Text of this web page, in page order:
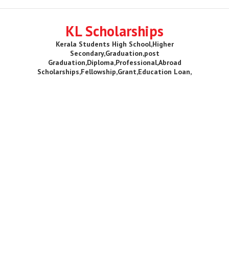
KL Scholarships
Kerala Students High School,Higher
Secondary,Graduation,post
Graduation,Diploma,Professional,Abroad
Scholarships,Fellowship,Grant,Education Loan,